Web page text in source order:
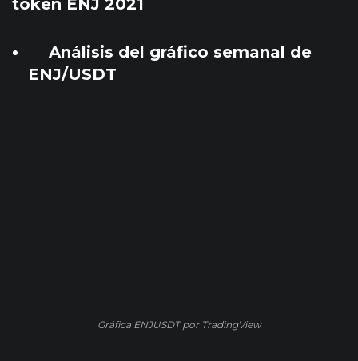
token ENJ 2021
Análisis del gráfico semanal de
ENJ/USDT
Gráfica ENJUSDT por TradingView